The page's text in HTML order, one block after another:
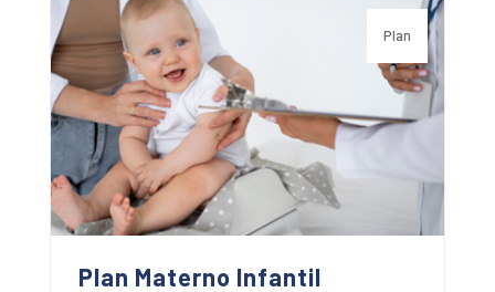
Plan
Plan Materno Infantil